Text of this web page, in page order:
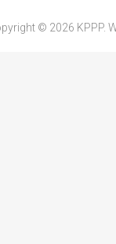
© 2026 KPPP.